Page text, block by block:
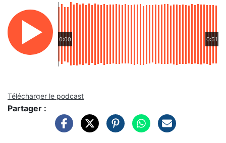
0:00 0:51
Télécharger le podcast
Partager :